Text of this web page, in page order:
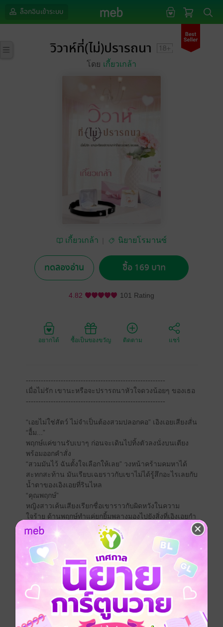
ล็อกอินเข้าระบบ
วิวาห์ที่(ไม่)ปรารถนา
โดย เกี้ยวเกล้า
เกี้ยวเกล้า นิยายโรมานซ์
ทดลองอ่าน ซื้อ 169 บาท
4.82 101 Rating
อยากได้ ซื้อเป็นของขวัญ ติดตาม แชร์
--------------------------------------------------------
เมื่อไม่รัก เขานะหรือจะปรารถนาหัวใจดวงน้อยๆ ของเธอ
--------------------------------------------------------
“เอยไม่ใช่สัตว์ ไม่จำเป็นต้องสวมปลอกคอ” เอิงเอยเสียงสั่น
“อื้ม...”
พฤกษ์แค่ขานรับเบาๆ ก่อนจะเดินไปทิ้งตัวลงนั่งบนเตียง
พร้อมออกคำสั่ง
“สวมมันไว้ ฉันตั้งใจเลือกให้เลย” วงหน้าคร้ามคมหาได้
สะทกสะท้าน มันเรียบเฉยราวกับเขาไม่ได้รู้สึกอะไรเลยกับ
น้ำตาของเอิงเอยที่รินไหล
“คุณพฤกษ์”
หญิงสาวเค้นเสียงเรียกชื่อเขาราวกับผิดหวังในความ
ใจร้าย ด้านพฤกษ์ทำแค่ยกยิ้มพลางมองไปยังสิ่งที่เอิงเอยกำ
ไว้แน่น
“เอยไม่อยากเป็นสัตว์เลี้ยง เอยมีชีวิตและหัวใจ”
--------------------------------------------------------
“ฉันมีลูกกับอังไม่ได้แล้ว งั้นก็ต้องเป็นเธอ เอิงเอย ช่วยเป็น
ตัวแทนให้หน่อยแล้วกัน”
“เอยเป็นให้ไม่ได้หรอกค่ะ อภิษฎาแปลว่าเป็นที่รัก แต่คุณ
ไม่ได้รักเอยแล้วจะรักลูกของเอยได้ยังไง” หญิงสาวบอก
ด้วยเสียงสั่นเครือ ลูกของเธอสมควรเกิดจากความรัก